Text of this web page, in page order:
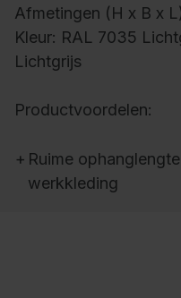
Afmetingen (H x B x
Kleur: RAL 7035
Lichtgrijs
Productvoordelen:
+ Ruime
werkkleding